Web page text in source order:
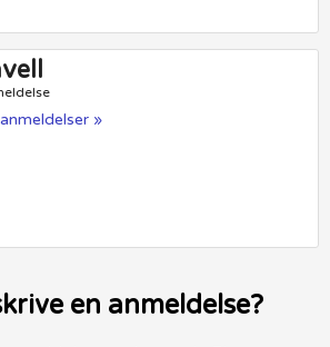
»
en anmeldelse?